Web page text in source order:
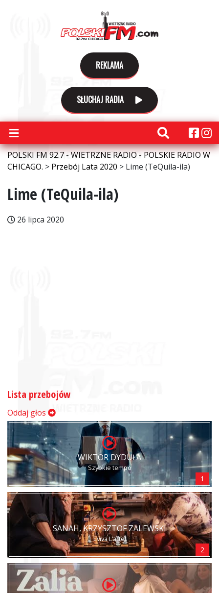
REKLAMA
SŁUCHAJ RADIA
POLSKI FM 92.7 - WIETRZNE RADIO - POLSKIE RADIO W
CHICAGO. > Przebój Lata 2020 > Lime (TeQuila-ila)
Lime (TeQuila-ila)
26 lipca 2020
Lista przebojów
Oddaj głos
WIKTOR DYDUŁA
Szybkie tempo
1
SANAH, KRZYSZTOF ZALEWSKI
Eviva L’arte!
2